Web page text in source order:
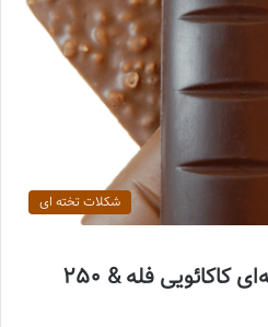
شکلات تخته ای
قیمت عمده شکلات تخته‌ای کاکائویی فله & 250